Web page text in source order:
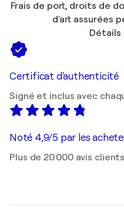
Frais de port, droits de
d'art assurées
Détails
Certificat d'authenticité
Signé et inclus avec
Noté 4,9/5 par les
Plus de 20 000 avis clients